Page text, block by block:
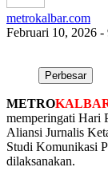
metrokalbar.com
Februari 10, 2026 -
Perbesar
METRO
memperingati Hari
Aliansi Jurnalis
Studi Komunikasi
dilaksanakan.